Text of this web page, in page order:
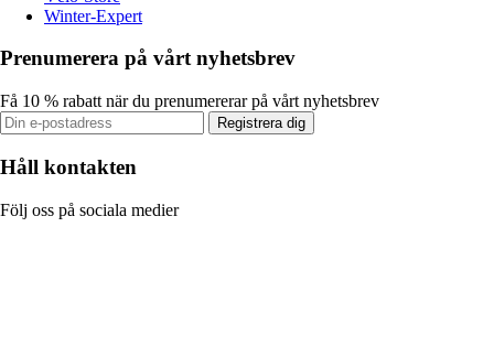
Winter-Expert
Prenumerera på vårt nyhetsbrev
Få 10 % rabatt när du prenumererar på vårt nyhetsbrev
Registrera dig
Håll kontakten
Följ oss på sociala medier